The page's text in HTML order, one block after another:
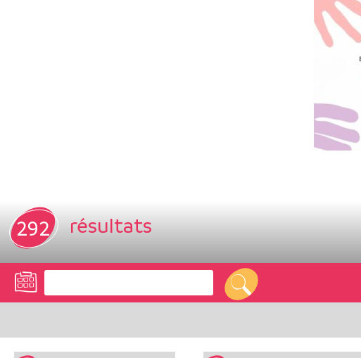
292 résultats